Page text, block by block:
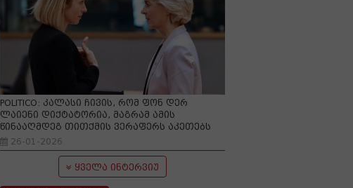
POLITICO: კალასი ჩივის, რომ ფონ დერ
ლაიენი დიქტატორია, მაგრამ ამის
წინააღმდეგ თითქმის ვერაფერს აკეთებს
26-01-2026
ყველა ინტერვიუ